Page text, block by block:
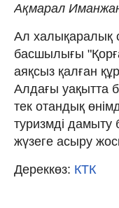
Ақмарал
Ал халықаралық
басшылығы
аяқсыз қалған
Алдағы уақытта
тек отандық
туризмді
жүзеге асыру
Дереккөз: КТК